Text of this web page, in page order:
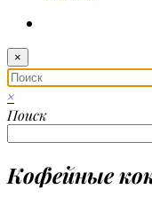
×
×
Поиск
Кофейные